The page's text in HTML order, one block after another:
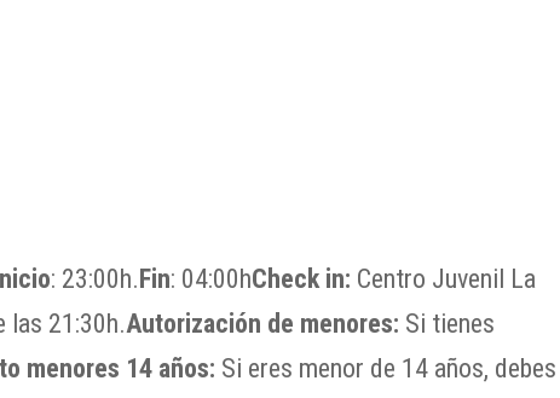
Inicio: 23:00h. Fin: 04:00hCheck in: ​Centro Juvenil La
las 21:30h.Autorización de menores: Si tienes
menores 14 años: Si eres menor de 14 años, debes